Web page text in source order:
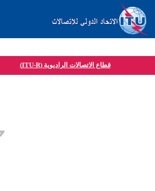
قطاع الاتصالات الراديوية (ITU-R)